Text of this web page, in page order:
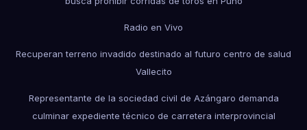
Radio en Vivo
Recuperan terreno invadido destinado al futuro centro de salud
Vallecito
Representante de la sociedad civil de Azángaro demanda
culminar expediente técnico de carretera interprovincial